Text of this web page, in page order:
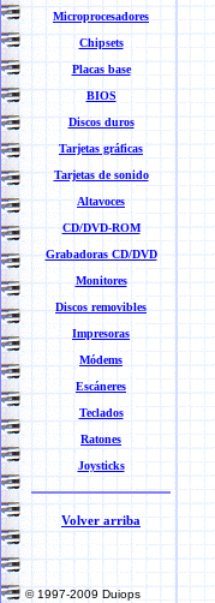
Microprocesadores
Chipsets
Placas base
BIOS
Discos duros
Tarjetas gráficas
Tarjetas de sonido
Altavoces
CD/DVD-ROM
Grabadoras CD/DVD
Monitores
Discos removibles
Impresoras
Módems
Escáneres
Teclados
Ratones
Joysticks
Volver arriba
© 1997-2009 Duiops